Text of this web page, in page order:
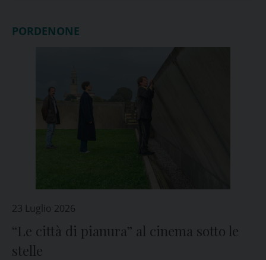
PORDENONE
23 Luglio 2026
“Le città di pianura” al cinema sotto le
stelle